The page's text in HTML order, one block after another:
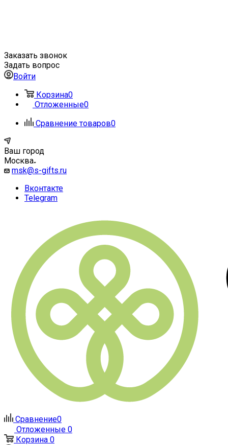
Заказать звонок
Задать вопрос
Войти
Корзина0
Отложенные0
Сравнение товаров0
Ваш город
Москва
msk@s-gifts.ru
Вконтакте
Telegram
Сравнение0
Отложенные 0
Корзина 0